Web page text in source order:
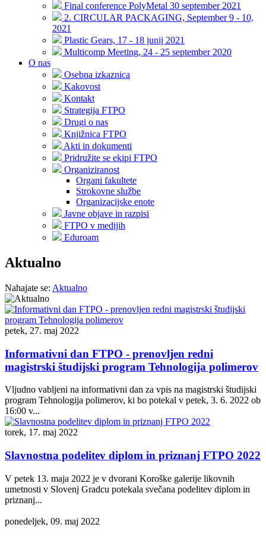
Final conference PolyMetal 30 september 2021
2. CIRCULAR PACKAGING, September 9 - 10,
2021
Plastic Gears, 17 - 18 junij 2021
Multicomp Meeting, 24 - 25 september 2020
O nas
Osebna izkaznica
Kakovost
Kontakt
Strategija FTPO
Drugi o nas
Knjižnica FTPO
Akti in dokumenti
Pridružite se ekipi FTPO
Organiziranost
Organi fakultete
Strokovne službe
Organizacijske enote
Javne objave in razpisi
FTPO v medijih
Eduroam
Aktualno
Nahajate se: Aktualno
petek, 27. maj 2022
Informativni dan FTPO - prenovljen redni
magistrski študijski program Tehnologija polimerov
Vljudno vabljeni na informativni dan za vpis na magistrski študijski
program Tehnologija polimerov, ki bo potekal v petek, 3. 6. 2022 ob
16:00 v...
torek, 17. maj 2022
Slavnostna podelitev diplom in priznanj FTPO 2022
V petek 13. maja 2022 je v dvorani Koroške galerije likovnih
umetnosti v Slovenj Gradcu potekala svečana podelitev diplom in
priznanj...
ponedeljek, 09. maj 2022